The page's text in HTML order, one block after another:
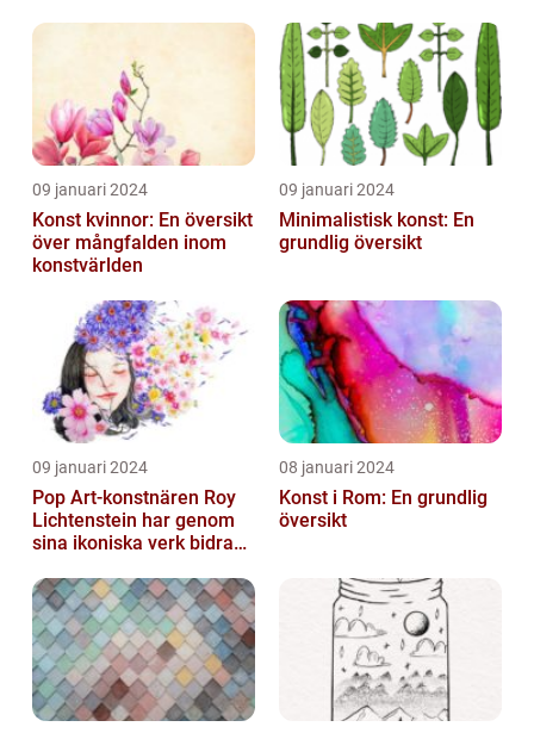
Utbildningsanstalter inom
09 januari 2024
Konst kvinnor: En översikt
över mångfalden inom
konstvärlden
09 januari 2024
Minimalistisk konst: En
grundlig översikt
09 januari 2024
Pop Art-konstnären Roy
Lichtenstein har genom
sina ikoniska verk bidragit
08 januari 2024
Konst i Rom: En grundlig
översikt